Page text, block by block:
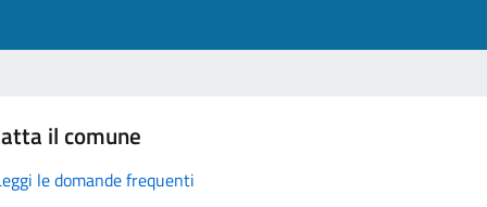
il comune
le domande frequenti